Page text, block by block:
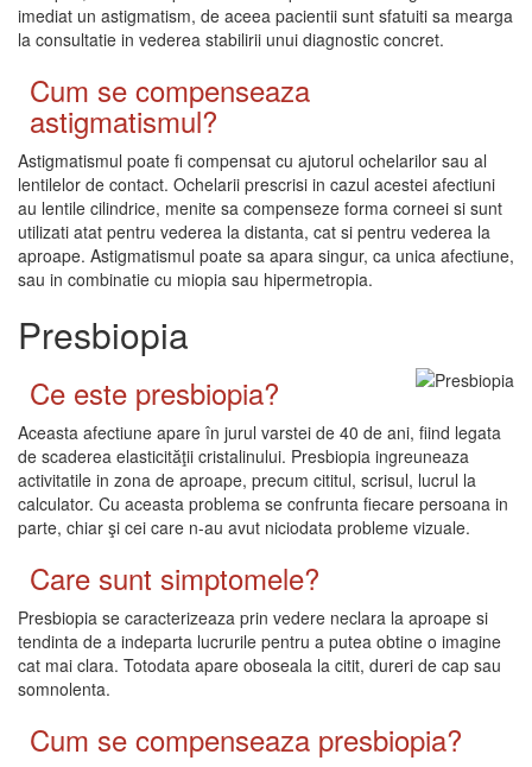
imediat un astigmatism, de aceea pacientii sunt sfatuiti sa mearga
la consultatie in vederea stabilirii unui diagnostic concret.
Cum se compenseaza
astigmatismul?
Astigmatismul poate fi compensat cu ajutorul ochelarilor sau al
lentilelor de contact. Ochelarii prescrisi in cazul acestei afectiuni
au lentile cilindrice, menite sa compenseze forma corneei si sunt
utilizati atat pentru vederea la distanta, cat si pentru vederea la
aproape. Astigmatismul poate sa apara singur, ca unica afectiune,
sau in combinatie cu miopia sau hipermetropia.
Presbiopia
Ce este presbiopia?
Aceasta afectiune apare în jurul varstei de 40 de ani, fiind legata
de scaderea elasticităţii cristalinului. Presbiopia ingreuneaza
activitatile in zona de aproape, precum cititul, scrisul, lucrul la
calculator. Cu aceasta problema se confrunta fiecare persoana in
parte, chiar şi cei care n-au avut niciodata probleme vizuale.
Care sunt simptomele?
Presbiopia se caracterizeaza prin vedere neclara la aproape si
tendinta de a indeparta lucrurile pentru a putea obtine o imagine
cat mai clara. Totodata apare oboseala la citit, dureri de cap sau
somnolenta.
Cum se compenseaza presbiopia?